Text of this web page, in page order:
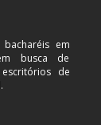
bacharéis em
busca de
de